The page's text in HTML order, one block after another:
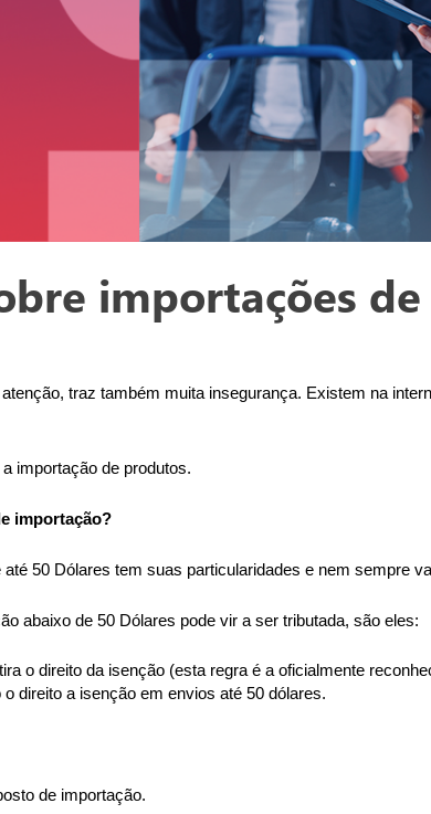
importações
traz também muita insegurança. Existem na
importação de produtos.
importação?
50 Dólares tem suas particularidades e nem sempre
abaixo de 50 Dólares pode vir a ser tributada, são eles:
o direito da isenção (esta regra é a oficialmente
direito a isenção em envios até 50 dólares.
de importação.